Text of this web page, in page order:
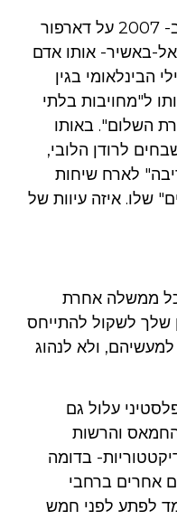
במקום זאת, מאמר דעה שלך ב- 2007 על דארפור
באשיר- אותו אדם
הבינלאומי בגין
ל"מחויבות בלתי
השלום". באותו
לרודן הלובי,
לארח שיחות
שלו. איזה עיוות של
כל ממשלה אחרת
שלך לשקול להתייחס
ולא לנהוג
עלול גם
החמאס והרשות
בדומה
אחרים ברחבי
לפתע לפני חמש